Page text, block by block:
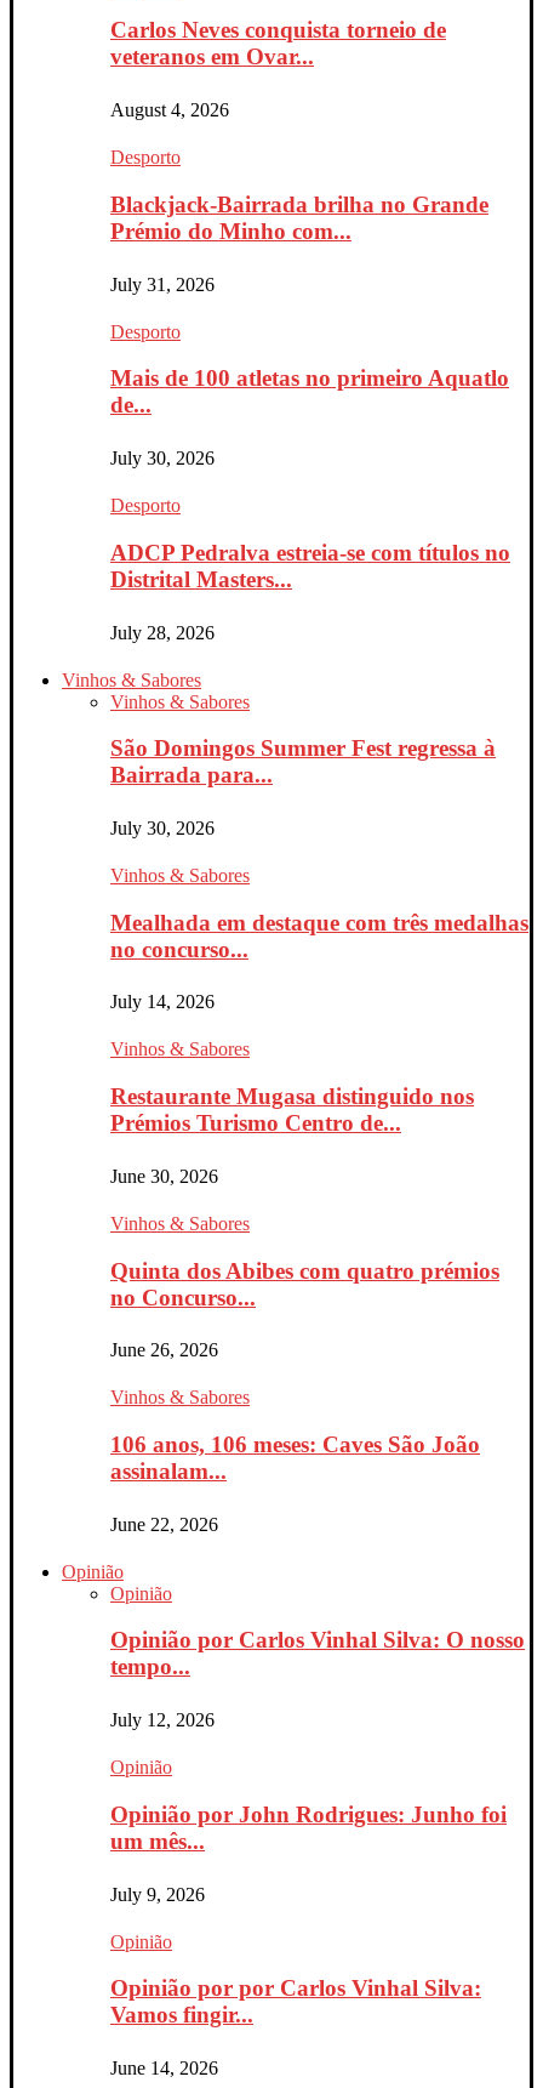
Carlos Neves conquista torneio de
veteranos em Ovar...
August 4, 2026
Desporto
Blackjack-Bairrada brilha no Grande
Prémio do Minho com...
July 31, 2026
Desporto
Mais de 100 atletas no primeiro Aquatlo
de...
July 30, 2026
Desporto
ADCP Pedralva estreia-se com títulos no
Distrital Masters...
July 28, 2026
Vinhos & Sabores
Vinhos & Sabores
São Domingos Summer Fest regressa à
Bairrada para...
July 30, 2026
Vinhos & Sabores
Mealhada em destaque com três medalhas
no concurso...
July 14, 2026
Vinhos & Sabores
Restaurante Mugasa distinguido nos
Prémios Turismo Centro de...
June 30, 2026
Vinhos & Sabores
Quinta dos Abibes com quatro prémios
no Concurso...
June 26, 2026
Vinhos & Sabores
106 anos, 106 meses: Caves São João
assinalam...
June 22, 2026
Opinião
Opinião
Opinião por Carlos Vinhal Silva: O nosso
tempo...
July 12, 2026
Opinião
Opinião por John Rodrigues: Junho foi
um mês...
July 9, 2026
Opinião
Opinião por por Carlos Vinhal Silva:
Vamos fingir...
June 14, 2026